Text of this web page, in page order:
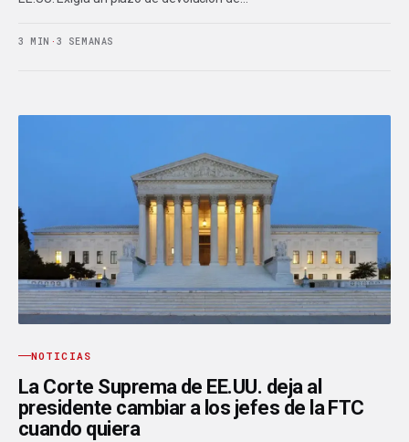
3 MIN · 3 SEMANAS
NOTICIAS
La Corte Suprema de EE.UU. deja al
presidente cambiar a los jefes de la FTC
cuando quiera